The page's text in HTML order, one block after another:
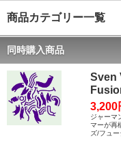
商品カテゴリー一覧
同時購入商品
Sven
3,200
ジャーマ
マーが再
ズ/フュ